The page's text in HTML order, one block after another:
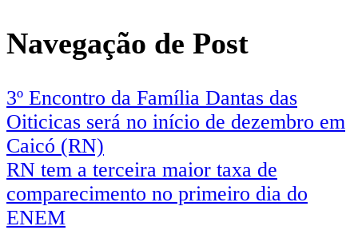
Navegação de Post
3º Encontro da Família Dantas das
Oiticicas será no início de dezembro em
Caicó (RN)
RN tem a terceira maior taxa de
comparecimento no primeiro dia do
ENEM